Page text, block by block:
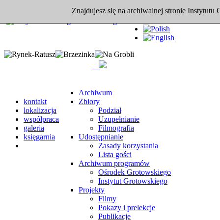
Znajdujesz się na archiwalnej stronie Instytutu
kontakt
lokalizacja
współpraca
galeria
księgarnia
Archiwum
Zbiory
Podział
Uzupełnianie
Filmografia
Udostępnianie
Zasady korzystania
Lista gości
Archiwum programów
Ośrodek Grotowskiego
Instytut Grotowskiego
Projekty
Filmy
Pokazy i prelekcje
Publikacje